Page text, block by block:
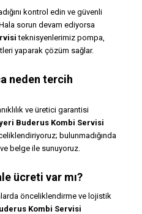
kontrol edin ve güvenli
sorun devam ediyorsa
teknisyenlerimiz pompa,
yaparak çözüm sağlar.
neden tercih
ve üretici garantisi
Buderus Kombi Servisi
bulunmadığında
belge ile sunuyoruz.
ücreti var mı?
önceliklendirme ve lojistik
Kombi Servisi